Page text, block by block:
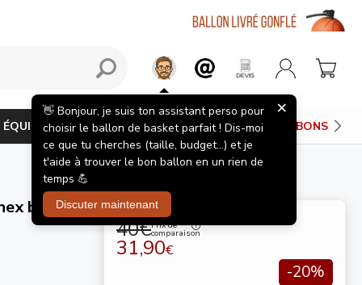
ÉQUIPEMENTS JOUEUR PANIERS DE BASKET BONS
40€Prix de
comparaison
31,90€
-20%
blanc
👋 Bonjour, je suis ton assistant perso pour
choisir le ballon de basket parfait ! Dis-moi
ce que tu cherches (taille, budget...) et je
t'aide à trouver le bon ballon en un rien de
temps 💪
Discuter maintenant
×